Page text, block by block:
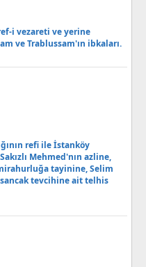
i vezareti ve yerine
ve Trablussam'ın ibkaları.
refi ile İstanköy
Mehmed'nın azline,
tayinine, Selim
sancak tevcihine ait telhis